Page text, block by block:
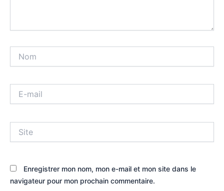
mail
Enregistrer mon nom, mon e-mail et mon site dans le
navigateur pour mon prochain commentaire.